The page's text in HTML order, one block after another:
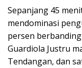
Sepanjang 45
mendominasi
persen
Guardiola Justru
Tendangan, dan